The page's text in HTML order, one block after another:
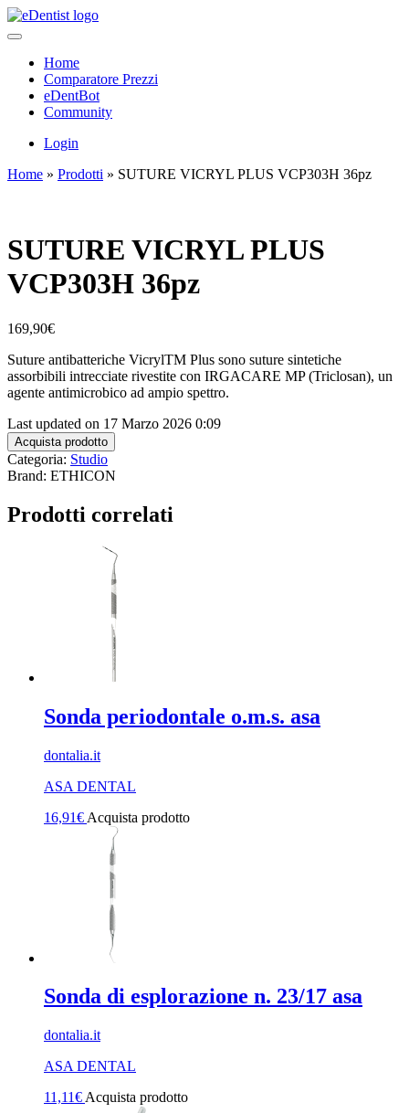
Home
Comparatore Prezzi
eDentBot
Community
Login
Home » Prodotti » SUTURE VICRYL PLUS VCP303H 36pz
SUTURE VICRYL PLUS
VCP303H 36pz
169,90€
Suture antibatteriche VicrylTM Plus sono suture sintetiche
assorbibili intrecciate rivestite con IRGACARE MP (Triclosan), un
agente antimicrobico ad ampio spettro.
Last updated on 17 Marzo 2026 0:09
Acquista prodotto
Categoria: Studio
Brand: ETHICON
Prodotti correlati
Sonda periodontale o.m.s. asa
dontalia.it
ASA DENTAL
16,91€ Acquista prodotto
Sonda di esplorazione n. 23/17 asa
dontalia.it
ASA DENTAL
11,11€ Acquista prodotto